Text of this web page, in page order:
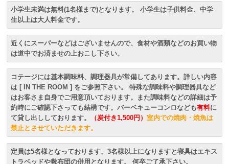
小学生未満は無料(1名様まで)となります。 小学生は子供料金、中学
生以上は大人料金です。
近くにスーパーなどはございませんので、食材や酒類などのお買い物
は道中でお済ませの上おこし下さい。
コテージには基本調味料、調理器具が常備してあります。詳しい内容
は [ IN THE ROOM ] をご参照下さい。 特殊な調味料や調理器具など
はお客さま自身でご用意頂いております。また調味料などの詳細は予
約時にご確認下さっても結構です。バーベキューコンロなども有料に
て貸し出ししております。
（炭付き1,500円）室内での焼肉・焼魚は
禁止とさせていただきます。
定員は5名様となっております。3名様以上になりますと寝具はエキス
トラベッドや敷布団の併用となります。 何卒ご了承下さい。